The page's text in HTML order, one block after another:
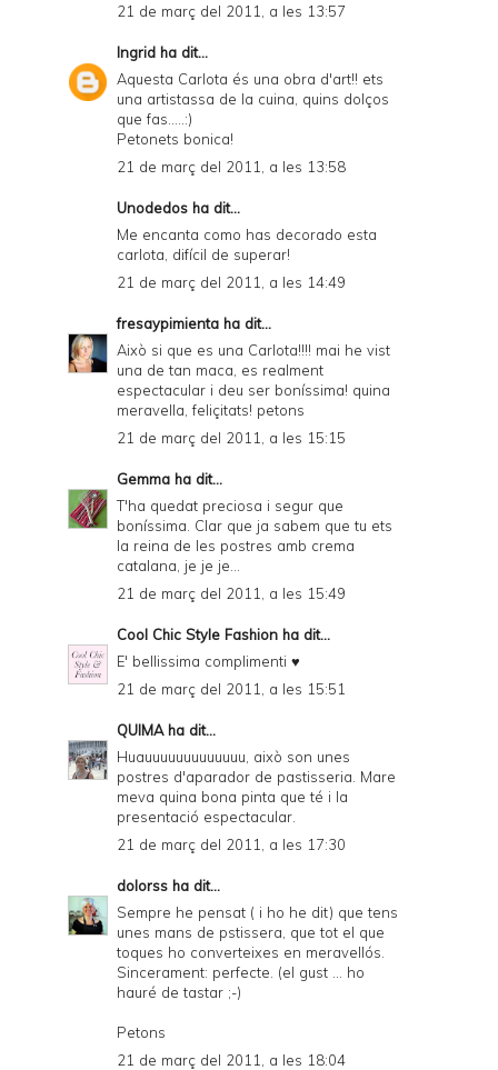
21 de març del 2011, a les 13:57
Ingrid ha dit...
Aquesta Carlota és una obra d'art!! ets
una artistassa de la cuina, quins dolços
que fas.....:)
Petonets bonica!
21 de març del 2011, a les 13:58
Unodedos ha dit...
Me encanta como has decorado esta
carlota, difícil de superar!
21 de març del 2011, a les 14:49
fresaypimienta ha dit...
Això si que es una Carlota!!!! mai he vist
una de tan maca, es realment
espectacular i deu ser boníssima! quina
meravella, feliçitats! petons
21 de març del 2011, a les 15:15
Gemma ha dit...
T'ha quedat preciosa i segur que
boníssima. Clar que ja sabem que tu ets
la reina de les postres amb crema
catalana, je je je...
21 de març del 2011, a les 15:49
Cool Chic Style Fashion ha dit...
E' bellissima complimenti ♥
21 de març del 2011, a les 15:51
QUIMAha dit...
Huauuuuuuuuuuuuu, això son unes
postres d'aparador de pastisseria. Mare
meva quina bona pinta que té i la
presentació espectacular.
21 de març del 2011, a les 17:30
dolorss ha dit...
Sempre he pensat ( i ho he dit) que tens
unes mans de pstissera, que tot el que
toques ho converteixes en meravellós.
Sincerament: perfecte. (el gust ... ho
hauré de tastar ;-)
Petons
21 de març del 2011, a les 18:04